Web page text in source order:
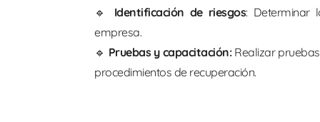
🔹 Identificación de riesgos: Determinar
empresa.
🔹 Pruebas y capacitación:Realizar
procedimientos de recuperación.